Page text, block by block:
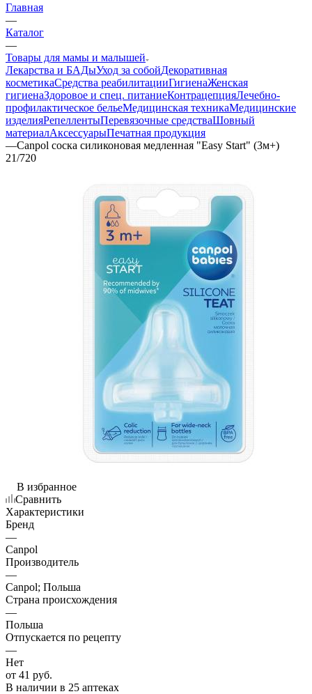
Главная
—
Каталог
—
Товары для мамы и малышей
Лекарства и БАДыУход за собойДекоративная
косметикаСредства реабилитацииГигиенаЖенская
гигиенаЗдоровое и спец. питаниеКонтрацепцияЛечебно-
профилактическое бельеМедицинская техникаМедицинские
изделияРепеллентыПеревязочные средстваШовный
материалАксессуарыПечатная продукция
—Canpol соска силиконовая медленная "Easy Start" (3м+)
21/720
В избранное
Сравнить
Характеристики
Бренд
—
Canpol
Производитель
—
Canpol; Польша
Страна происхождения
—
Польша
Отпускается по рецепту
—
Нет
от 41 руб.
В наличии в 25 аптеках